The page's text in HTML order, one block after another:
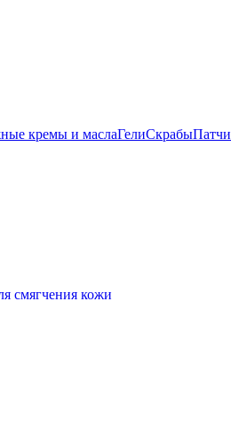
кремы и маслаГелиСкрабыПатчи
смягчения кожи